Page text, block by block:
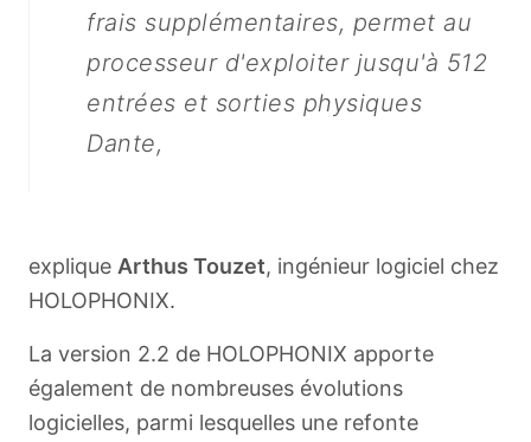
frais supplémentaires, permet au
processeur d'exploiter jusqu'à 512
entrées et sorties physiques
Dante,
explique Arthus Touzet, ingénieur logiciel chez
HOLOPHONIX.
La version 2.2 de HOLOPHONIX apporte
également de nombreuses évolutions
logicielles, parmi lesquelles une refonte